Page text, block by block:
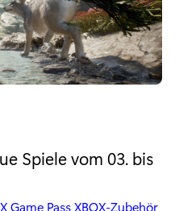
Spiele vom 03. bis
Game PassXBOX-Zubehör